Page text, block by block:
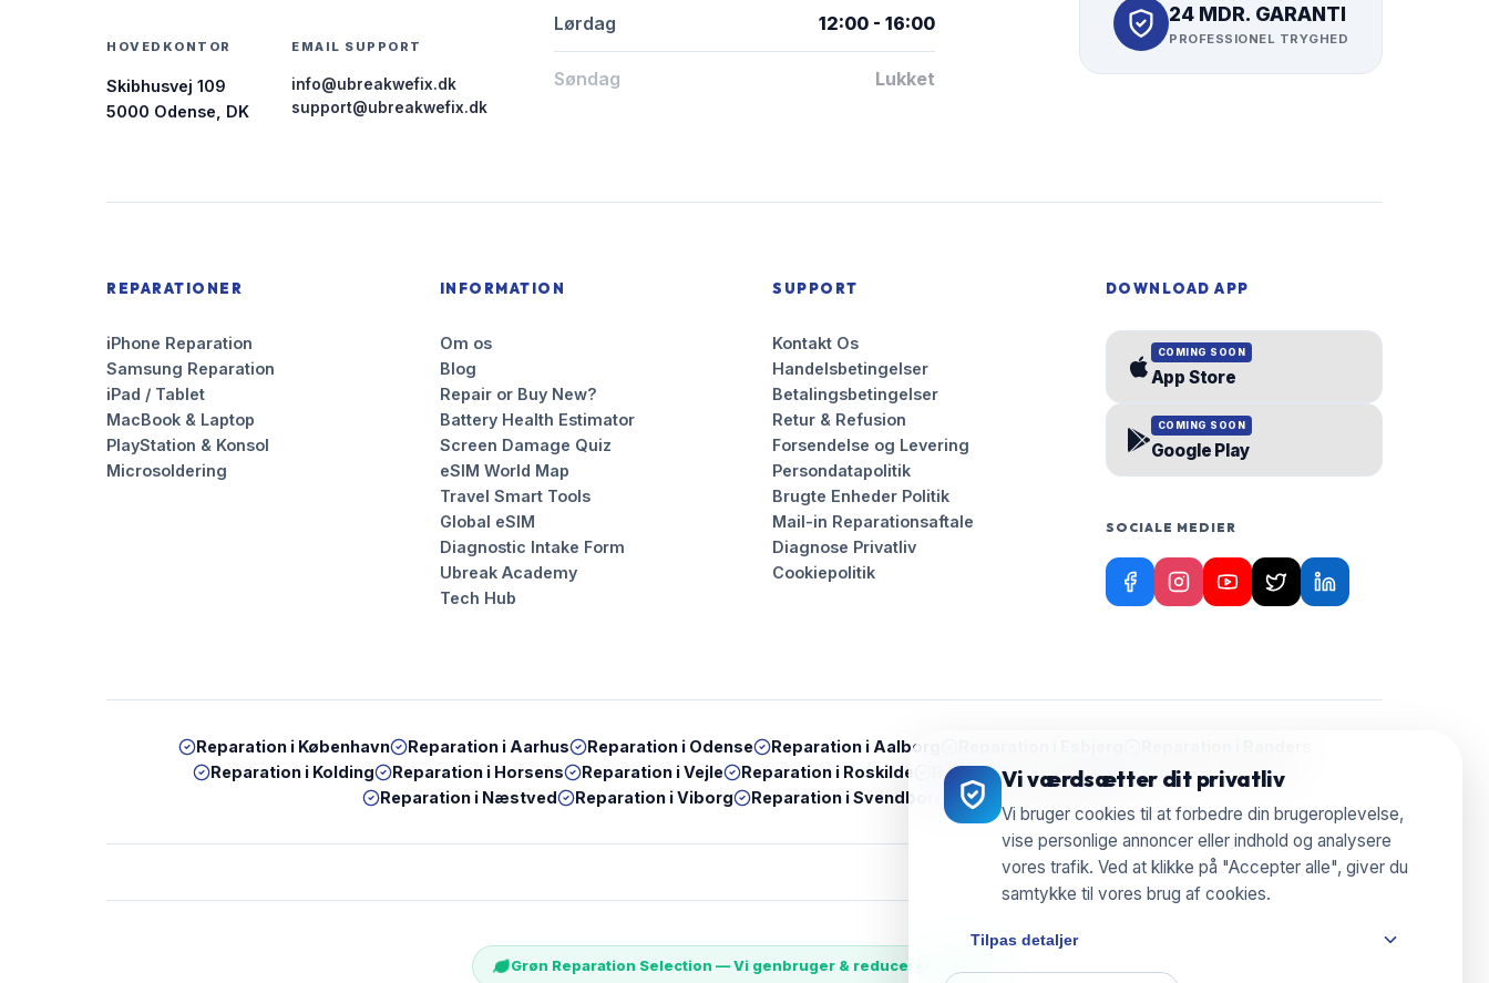
Vi værdsætter dit privatliv
Vi bruger cookies til at forbedre din brugeroplevelse,
vise personlige annoncer eller indhold og analysere
vores trafik. Ved at klikke på "Accepter alle", giver du
samtykke til vores brug af cookies.
Tilpas detaljer
HOVEDKONTOR
Skibhusvej 109
5000 Odense, DK
EMAIL SUPPORT
info@ubreakwefix.dk
support@ubreakwefix.dk
Lørdag 12:00 - 16:00
Søndag Lukket
24 MDR. GARANTI
PROFESSIONEL TRYGHED
REPARATIONER
iPhone Reparation
Samsung Reparation
iPad / Tablet
MacBook & Laptop
PlayStation & Konsol
Microsoldering
INFORMATION
Om os
Blog
Repair or Buy New?
Battery Health Estimator
Screen Damage Quiz
eSIM World Map
Travel Smart Tools
Global eSIM
Diagnostic Intake Form
Ubreak Academy
Tech Hub
SUPPORT
Kontakt Os
Handelsbetingelser
Betalingsbetingelser
Retur & Refusion
Forsendelse og Levering
Persondatapolitik
Brugte Enheder Politik
Mail-in Reparationsaftale
Diagnose Privatliv
Cookiepolitik
DOWNLOAD APP
COMING SOON
App Store
COMING SOON
Google Play
SOCIALE MEDIER
Reparation i København Reparation i Aarhus Reparation i Odense Reparation i Aalborg
Reparation i Kolding Reparation i Horsens Reparation iVejle Reparation i Roskilde Reparation i Herning Reparation iSilkeborg
Reparation i Næstved Reparation iViborg Reparation iSvendborg Reparation i
Grøn Reparation Selection — Vi genbruger & reducerer e-waste